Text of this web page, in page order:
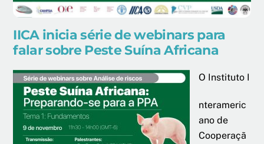
IICA inicia série de webinars para
falar sobre Peste Suína Africana
O Instituto I
nterameric
ano de
Cooperaçã